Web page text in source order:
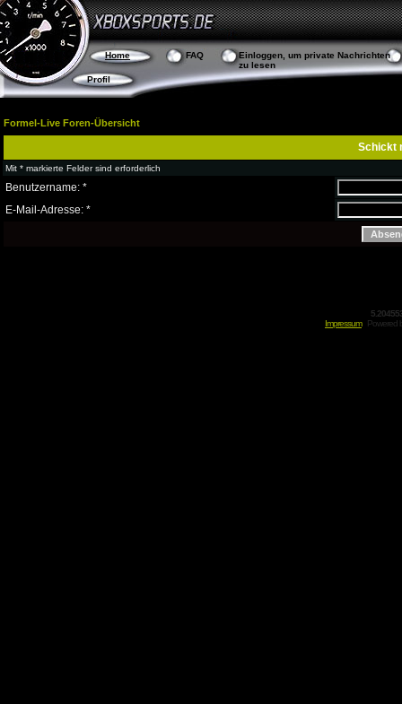
FAQ
Einloggen, um private Nachrichten
zu lesen
Profil
Home
Formel-Live Foren-Übersicht
Schickt
Mit * markierte Felder sind erforderlich
Benutzername: *
E-Mail-Adresse: *
Impressum
Powered